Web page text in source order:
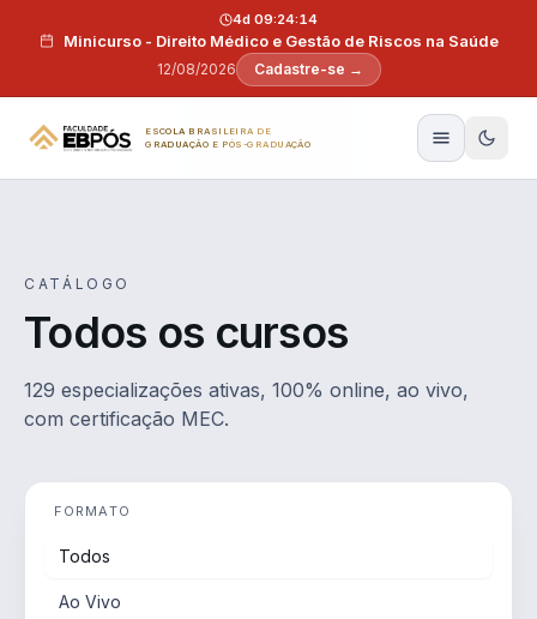
Minicurso - Direito Médico e Gestão de Riscos na Saúde
12/08/2026
4d 09:24:13
Cadastre-se →
ESCOLA BRASILEIRA DE
GRADUAÇÃO E PÓS-GRADUAÇÃO
CATÁLOGO
Todos os cursos
129 especializações ativas, 100% online, ao vivo,
com certificação MEC.
FORMATO
Todos
Ao Vivo